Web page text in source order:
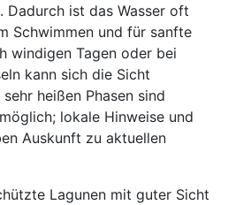
Dadurch ist das Wasser oft
Schwimmen und für sanfte
windigen Tagen oder bei
kann sich die Sicht
heißen Phasen sind
lokale Hinweise und
Auskunft zu aktuellen
Lagunen mit guter Sicht